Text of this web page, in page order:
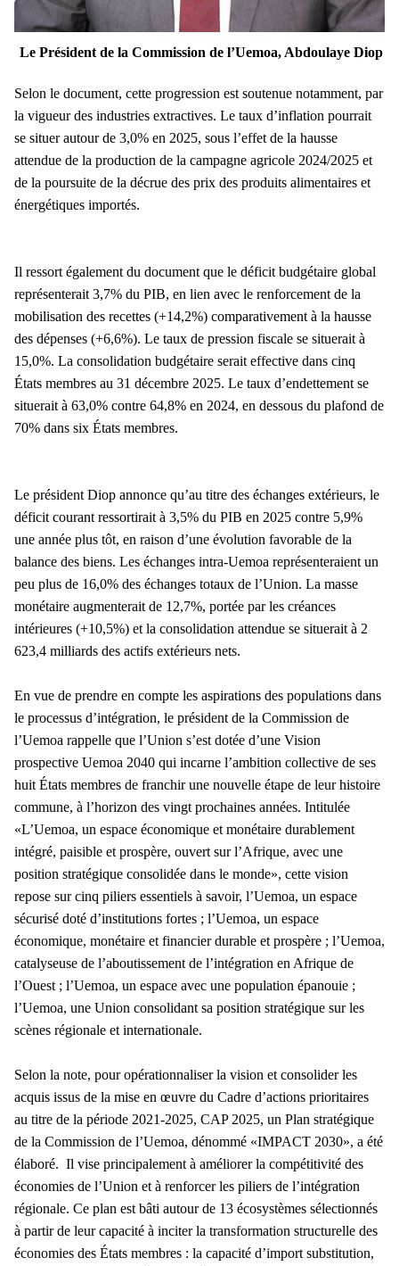
Le Président de la Commission de l’Uemoa, Abdoulaye Diop
Selon le document, cette progression est soutenue notamment, par
la vigueur des industries extractives. Le taux d’inflation pourrait
se situer autour de 3,0% en 2025, sous l’effet de la hausse
attendue de la production de la campagne agricole 2024/2025 et
de la poursuite de la décrue des prix des produits alimentaires et
énergétiques importés.
Il ressort également du document que le déficit budgétaire global
représenterait 3,7% du PIB, en lien avec le renforcement de la
mobilisation des recettes (+14,2%) comparativement à la hausse
des dépenses (+6,6%). Le taux de pression fiscale se situerait à
15,0%. La consolidation budgétaire serait effective dans cinq
États membres au 31 décembre 2025. Le taux d’endettement se
situerait à 63,0% contre 64,8% en 2024, en dessous du plafond de
70% dans six États membres.
Le président Diop annonce qu’au titre des échanges extérieurs, le
déficit courant ressortirait à 3,5% du PIB en 2025 contre 5,9%
une année plus tôt, en raison d’une évolution favorable de la
balance des biens. Les échanges intra-Uemoa représenteraient un
peu plus de 16,0% des échanges totaux de l’Union. La masse
monétaire augmenterait de 12,7%, portée par les créances
intérieures (+10,5%) et la consolidation attendue se situerait à 2
623,4 milliards des actifs extérieurs nets.
En vue de prendre en compte les aspirations des populations dans
le processus d’intégration, le président de la Commission de
l’Uemoa rappelle que l’Union s’est dotée d’une Vision
prospective Uemoa 2040 qui incarne l’ambition collective de ses
huit États membres de franchir une nouvelle étape de leur histoire
commune, à l’horizon des vingt prochaines années. Intitulée
«L’Uemoa, un espace économique et monétaire durablement
intégré, paisible et prospère, ouvert sur l’Afrique, avec une
position stratégique consolidée dans le monde», cette vision
repose sur cinq piliers essentiels à savoir, l’Uemoa, un espace
sécurisé doté d’institutions fortes ; l’Uemoa, un espace
économique, monétaire et financier durable et prospère ; l’Uemoa,
catalyseuse de l’aboutissement de l’intégration en Afrique de
l’Ouest ; l’Uemoa, un espace avec une population épanouie ;
l’Uemoa, une Union consolidant sa position stratégique sur les
scènes régionale et internationale.
Selon la note, pour opérationnaliser la vision et consolider les
acquis issus de la mise en œuvre du Cadre d’actions prioritaires
au titre de la période 2021-2025, CAP 2025, un Plan stratégique
de la Commission de l’Uemoa, dénommé «IMPACT 2030», a été
élaboré. Il vise principalement à améliorer la compétitivité des
économies de l’Union et à renforcer les piliers de l’intégration
régionale. Ce plan est bâti autour de 13 écosystèmes sélectionnés
à partir de leur capacité à inciter la transformation structurelle des
économies des États membres : la capacité d’import substitution,